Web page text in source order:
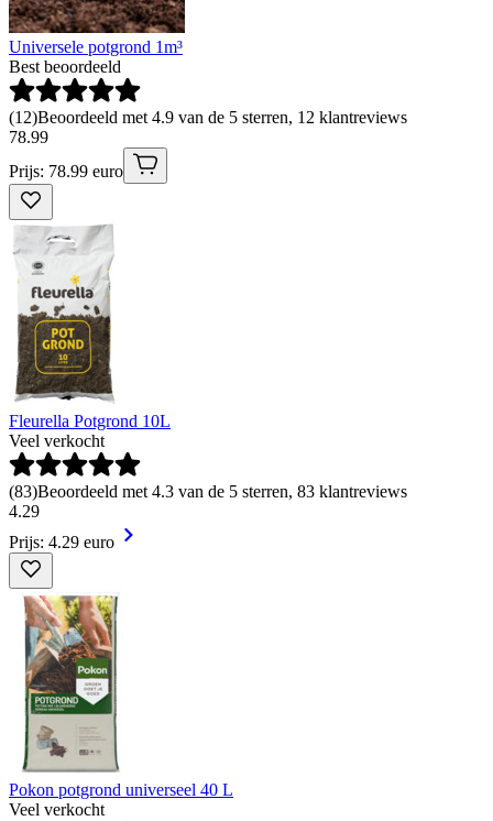
Universele potgrond 1m³
Best beoordeeld
(12)Beoordeeld met 4.9 van de 5 sterren, 12 klantreviews
78.99
Prijs: 78.99 euro
Fleurella Potgrond 10L
Veel verkocht
(83)Beoordeeld met 4.3 van de 5 sterren, 83 klantreviews
4.29
Prijs: 4.29 euro
Pokon potgrond universeel 40 L
Veel verkocht